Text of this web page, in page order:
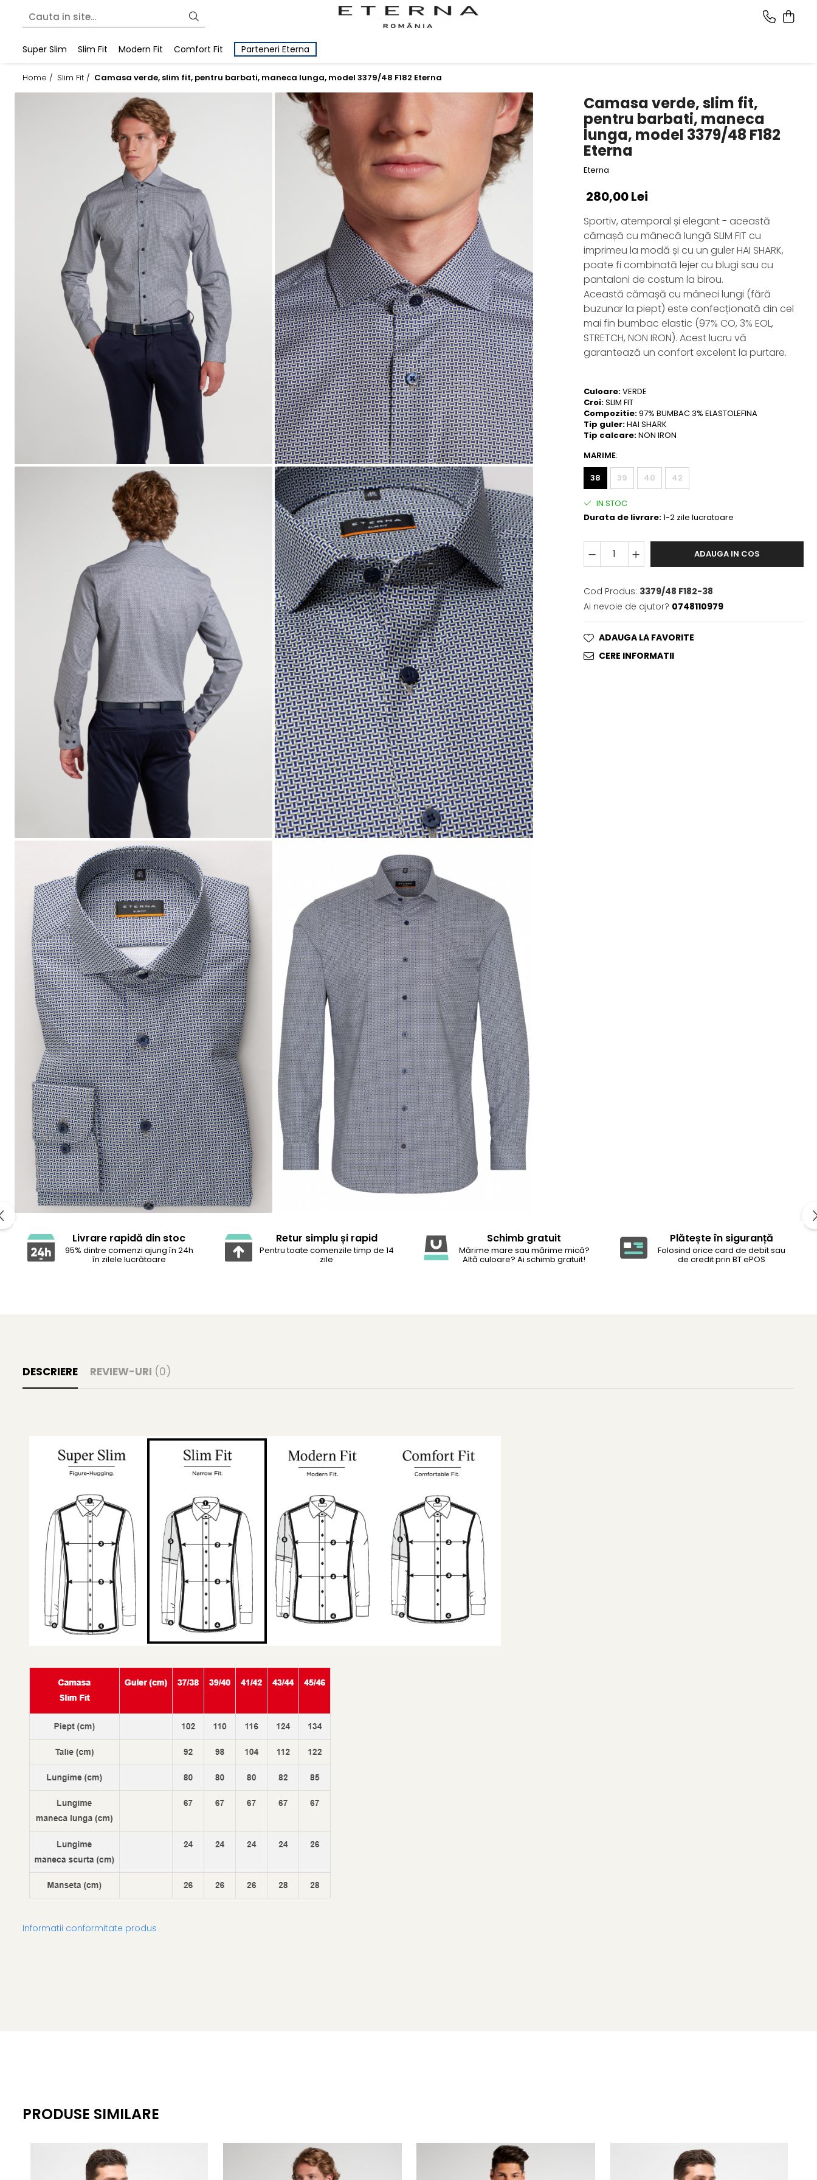
Super Slim Slim Fit Modern Fit Comfort Fit Parteneri Eterna
Home / Slim Fit / Camasa verde, slim fit, pentru barbati, maneca lunga, model 3379/48 F182 Eterna
Camasa verde, slim fit,
pentru barbati, maneca
lunga, model 3379/48 F182
Eterna
Eterna
280,00 Lei
Sportiv, atemporal și elegant - această
cămașă cu mânecă lungă SLIM FIT cu
imprimeu la modă și cu un guler HAI SHARK,
poate fi combinată lejer cu blugi sau cu
pantaloni de costum la birou.
Această cămașă cu mâneci lungi (fără
buzunar la piept) este confecționată din cel
mai fin bumbac elastic (97% CO, 3% EOL,
STRETCH, NON IRON). Acest lucru vă
garantează un confort excelent la purtare.
Culoare:VERDE
Croi:SLIM FIT
Compozitie:97% BUMBAC 3% ELASTOLEFINA
Tip guler:HAI SHARK
Tip calcare:NON IRON
MARIME:
38
39 40 42
IN STOC
Durata de livrare:1-2 zile lucratoare
ADAUGA IN COS
Cod Produs: 3379/48 F182-38
Ai nevoie de ajutor? 0748110979
ADAUGA LA FAVORITE
CERE INFORMATII
Livrare rapidă din stoc
95% dintre comenzi ajung în 24h
în zilele lucrătoare
Retur simplu și rapid
Pentru toate comenzile timp de 14
zile
Schimb gratuit
Mărime mare sau mărime mică?
Altă culoare? Ai schimb gratuit!
Plătește în siguranță
Folosind orice card de debit sau
de credit prin BT ePOS
DESCRIERE REVIEW-URI (0)
Informatii conformitate produs
PRODUSE SIMILARE